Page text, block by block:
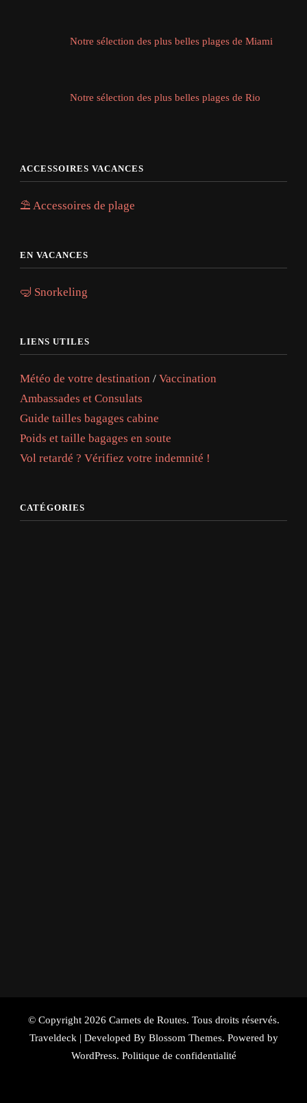
Notre sélection des plus belles plages de Miami
Notre sélection des plus belles plages de Rio
ACCESSOIRES VACANCES
⛱️ Accessoires de plage
EN VACANCES
🤿 Snorkeling
LIENS UTILES
Météo de votre destination / Vaccination
Ambassades et Consulats
Guide tailles bagages cabine
Poids et taille bagages en soute
Vol retardé ? Vérifiez votre indemnité !
CATÉGORIES
© Copyright 2026 Carnets de Routes. Tous droits réservés.
Traveldeck | Developed By Blossom Themes. Powered by
WordPress. Politique de confidentialité